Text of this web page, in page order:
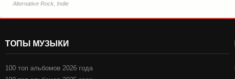
Alternative Rock, Indie
ТОПЫ МУЗЫКИ
100 топ альбомов 2026 года